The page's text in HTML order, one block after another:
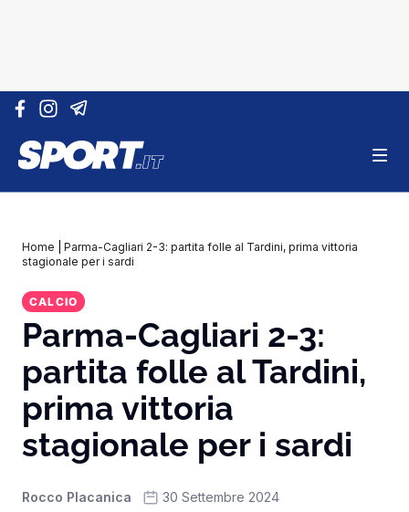
Vai al contenuto
Home
Parma-Cagliari 2-3: partita folle al Tardini, prima vittoria
stagionale per i sardi
CALCIO
Parma-Cagliari 2-3:
partita folle al Tardini,
prima vittoria
stagionale per i sardi
Rocco Placanica 30 Settembre 2024